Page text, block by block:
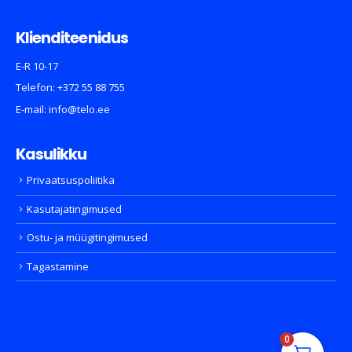
Klienditeenidus
E-R 10-17
Telefon: +372 55 88 755
E-mail: info@telo.ee
Kasulikku
Privaatsuspoliitika
Kasutajatingimused
Ostu- ja müügitingimused
Tagastamine
0